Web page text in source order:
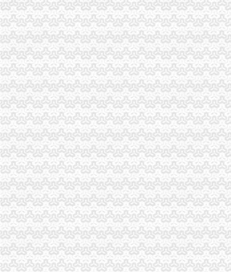
【广州申请进出口权进出口权办理流程进出口权
供应广州进出口权申请条件（图）-供应信息-环球
商务部公告2014年第80号公布《2015年原油非国
广州申请进出口权的流程广州申请进出口权的条
货物进出口权申请条件及代理费用-北京便民网
广州进出口权申请的条件-准信儿分类信息
暂时进出口货物的范围或申请条件（图）-供应信
企业如何办理进出口权？申请进出口权的条件及
进出口权办理流程进出口权申请条件2017/9/
广州申请进出口权进出口权办理流程进出口权申
进出口权申请条件需要什么条件？-一般商务服务
申请进出口权的条件？_商业_天涯问答_天涯社区
深圳公司申请进出口权；申请进出口权的条件-产
申请一般贸易进出口公司有什么条件？-外经贸
如何办理进出口权广州公司进出口权申请条件图
北京进出口权的申请条件流程和资料-直辖市北京